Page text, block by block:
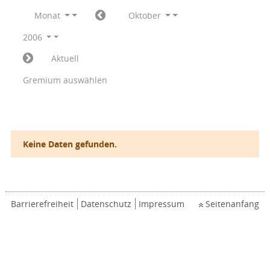
Monat
Oktober
2006
Aktuell
Gremium auswählen
Keine Daten gefunden.
Barrierefreiheit Datenschutz Impressum Seitenanfang